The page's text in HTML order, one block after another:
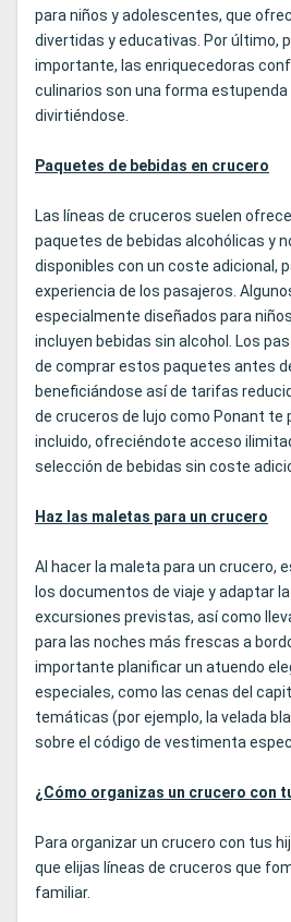
para niños y adolescentes, que
divertidas y educativas. Por último,
importante, las enriquecedoras
culinarios son una forma estupenda
divirtiéndose.
Paquetes de bebidas en crucero
Las líneas de cruceros suelen
paquetes de bebidas alcohólicas y
disponibles con un coste adicional,
experiencia de los pasajeros.
especialmente diseñados para
incluyen bebidas sin alcohol. Los
de comprar estos paquetes antes
beneficiándose así de tarifas
de cruceros de lujo como Ponant te
incluido, ofreciéndote acceso
selección de bebidas sin coste
Haz las maletas para un crucero
Al hacer la maleta para un crucero,
los documentos de viaje y adaptar
excursiones previstas, así como
para las noches más frescas a
importante planificar un atuendo
especiales, como las cenas del
temáticas (por ejemplo, la velada
sobre el código de vestimenta
¿Cómo organizas un crucero con
Para organizar un crucero con tus
que elijas líneas de cruceros que
familiar.